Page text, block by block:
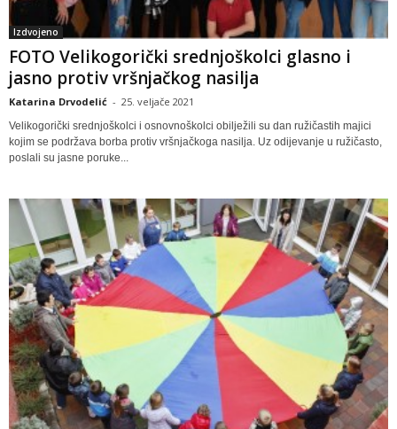
Izdvojeno
FOTO Velikogorički srednjoškolci glasno i
jasno protiv vršnjačkog nasilja
Katarina Drvodelić - 25. veljače 2021
Velikogorički srednjoškolci i osnovnoškolci obilježili su dan ružičastih majici
kojim se podržava borba protiv vršnjačkoga nasilja. Uz odijevanje u ružičasto,
poslali su jasne poruke...